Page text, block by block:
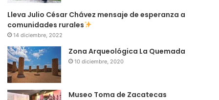
Lleva Julio César Chávez mensaje de esperanza a
comunidades rurales
14 diciembre, 2022
Zona Arqueológica La Quemada
10 diciembre, 2020
Museo Toma de Zacatecas